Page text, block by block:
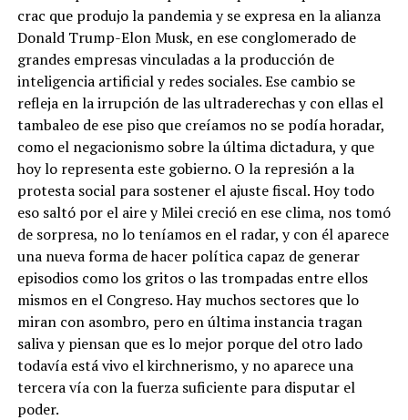
crac que produjo la pandemia y se expresa en la alianza
Donald Trump-Elon Musk, en ese conglomerado de
grandes empresas vinculadas a la producción de
inteligencia artificial y redes sociales. Ese cambio se
refleja en la irrupción de las ultraderechas y con ellas el
tambaleo de ese piso que creíamos no se podía horadar,
como el negacionismo sobre la última dictadura, y que
hoy lo representa este gobierno. O la represión a la
protesta social para sostener el ajuste fiscal. Hoy todo
eso saltó por el aire y Milei creció en ese clima, nos tomó
de sorpresa, no lo teníamos en el radar, y con él aparece
una nueva forma de hacer política capaz de generar
episodios como los gritos o las trompadas entre ellos
mismos en el Congreso. Hay muchos sectores que lo
miran con asombro, pero en última instancia tragan
saliva y piensan que es lo mejor porque del otro lado
todavía está vivo el kirchnerismo, y no aparece una
tercera vía con la fuerza suficiente para disputar el
poder.